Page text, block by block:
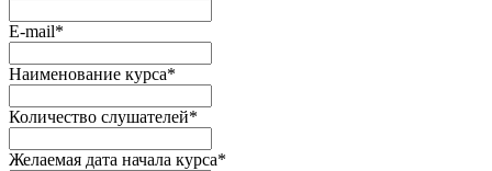
E-mail*
Наименование курса*
Количество слушателей*
Желаемая дата начала курса*